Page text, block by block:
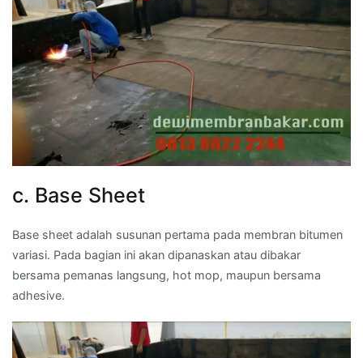
c. Base Sheet
Base sheet adalah susunan pertama pada membran bitumen
variasi. Pada bagian ini akan dipanaskan atau dibakar
bersama pemanas langsung, hot mop, maupun bersama
adhesive.